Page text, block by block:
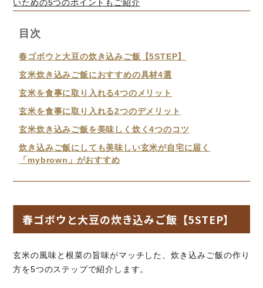
いための5つのポイントもご紹介
目次
春ゴボウと大豆の炊き込みご飯【5STEP】
玄米炊き込みご飯におすすめの具材4選
玄米を食事に取り入れる4つのメリット
玄米を食事に取り入れる2つのデメリット
玄米炊き込みご飯を美味しく炊く4つのコツ
炊き込みご飯にしても美味しい玄米が自宅に届く
「mybrown」がおすすめ
春ゴボウと大豆の炊き込みご飯【5STEP】
玄米の風味と根菜の旨味がマッチした、炊き込みご飯の作り
方を5つのステップで紹介します。